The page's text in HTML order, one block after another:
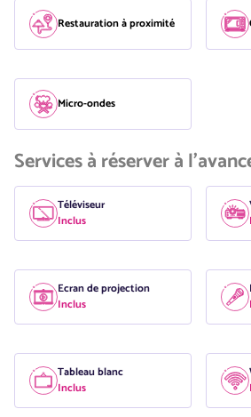
Restauration à proximité
Micro-ondes
Services à réserver à
Téléviseur
Inclus
Ecran de projection
Inclus
Tableau blanc
Inclus